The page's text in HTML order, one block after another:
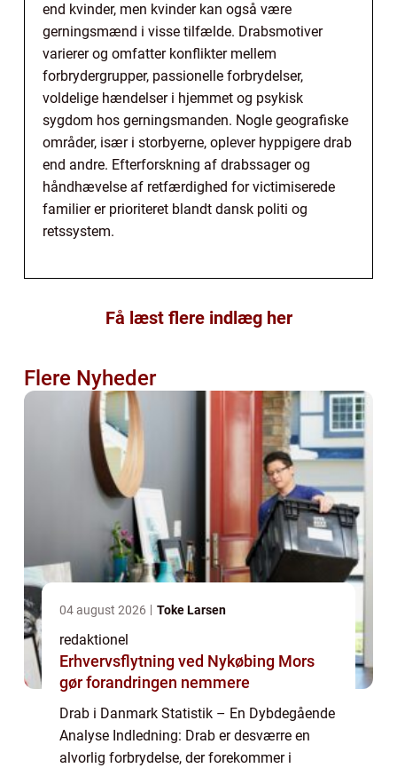
end kvinder, men kvinder kan også være
gerningsmænd i visse tilfælde. Drabsmotiver
varierer og omfatter konflikter mellem
forbrydergrupper, passionelle forbrydelser,
voldelige hændelser i hjemmet og psykisk
sygdom hos gerningsmanden. Nogle geografiske
områder, især i storbyerne, oplever hyppigere drab
end andre. Efterforskning af drabssager og
håndhævelse af retfærdighed for victimiserede
familier er prioriteret blandt dansk politi og
retssystem.
Få læst flere indlæg her
Flere Nyheder
04 august 2026 Toke Larsen
redaktionel
Erhvervsflytning ved Nykøbing Mors
gør forandringen nemmere
Drab i Danmark Statistik – En Dybdegående
Analyse Indledning: Drab er desværre en
alvorlig forbrydelse, der forekommer i